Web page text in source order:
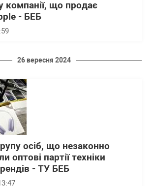
компанії, що продає
- БЕБ
26 вересня 2024
осіб, що незаконно
оптові партії техніки
- ТУ БЕБ